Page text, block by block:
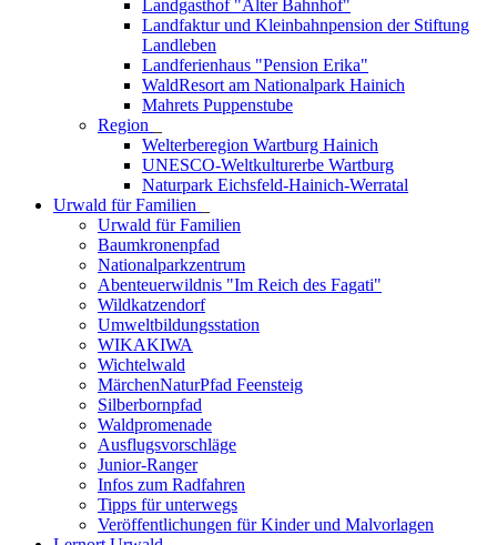
Landgasthof "Alter Bahnhof"
Landfaktur und Kleinbahnpension der Stiftung
Landleben
Landferienhaus "Pension Erika"
WaldResort am Nationalpark Hainich
Mahrets Puppenstube
Region
Welterberegion Wartburg Hainich
UNESCO-Weltkulturerbe Wartburg
Naturpark Eichsfeld-Hainich-Werratal
Urwald für Familien
Urwald für Familien
Baumkronenpfad
Nationalparkzentrum
Abenteuerwildnis "Im Reich des Fagati"
Wildkatzendorf
Umweltbildungsstation
WIKAKIWA
Wichtelwald
MärchenNaturPfad Feensteig
Silberbornpfad
Waldpromenade
Ausflugsvorschläge
Junior-Ranger
Infos zum Radfahren
Tipps für unterwegs
Veröffentlichungen für Kinder und Malvorlagen